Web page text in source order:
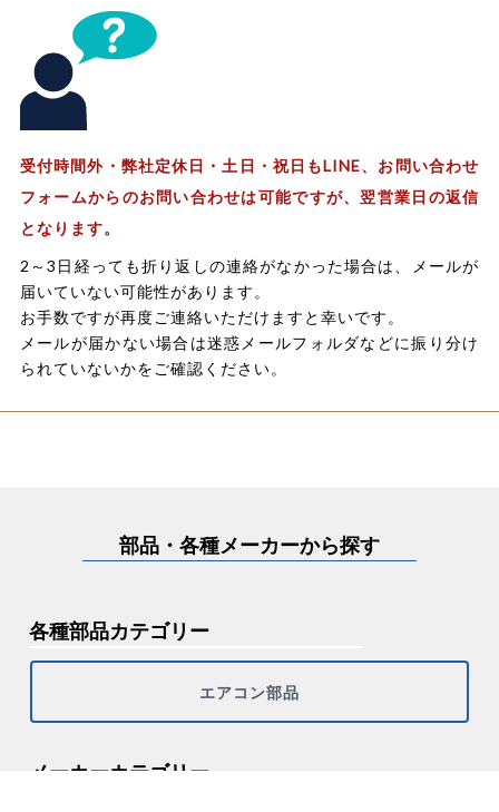
受付時間外・弊社定休日・土日・祝日もLINE、お問い合わせ
フォームからのお問い合わせは可能ですが、翌営業日の返信
となります。
2～3日経っても折り返しの連絡がなかった場合は、メールが
届いていない可能性があります。
お手数ですが再度ご連絡いただけますと幸いです。
メールが届かない場合は迷惑メールフォルダなどに振り分け
られていないかをご確認ください。
部品・各種メーカーから探す
各種部品カテゴリー
エアコン部品
メーカーカテゴリー